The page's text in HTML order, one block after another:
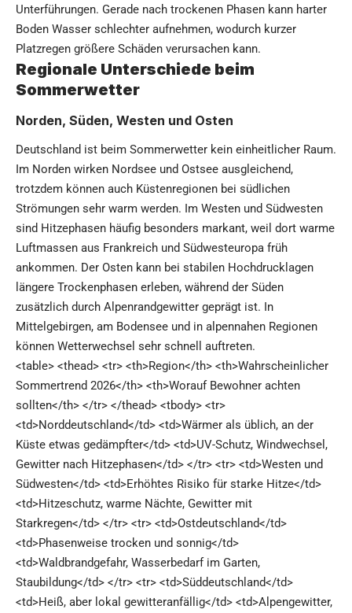
Unterführungen. Gerade nach trockenen Phasen kann harter
Boden Wasser schlechter aufnehmen, wodurch kurzer
Platzregen größere Schäden verursachen kann.
Regionale Unterschiede beim
Sommerwetter
Norden, Süden, Westen und Osten
Deutschland ist beim Sommerwetter kein einheitlicher Raum.
Im Norden wirken Nordsee und Ostsee ausgleichend,
trotzdem können auch Küstenregionen bei südlichen
Strömungen sehr warm werden. Im Westen und Südwesten
sind Hitzephasen häufig besonders markant, weil dort warme
Luftmassen aus Frankreich und Südwesteuropa früh
ankommen. Der Osten kann bei stabilen Hochdrucklagen
längere Trockenphasen erleben, während der Süden
zusätzlich durch Alpenrandgewitter geprägt ist. In
Mittelgebirgen, am Bodensee und in alpennahen Regionen
können Wetterwechsel sehr schnell auftreten.
<table> <thead> <tr> <th>Region</th> <th>Wahrscheinlicher
Sommertrend 2026</th> <th>Worauf Bewohner achten
sollten</th> </tr> </thead> <tbody> <tr>
<td>Norddeutschland</td> <td>Wärmer als üblich, an der
Küste etwas gedämpfter</td> <td>UV-Schutz, Windwechsel,
Gewitter nach Hitzephasen</td> </tr> <tr> <td>Westen und
Südwesten</td> <td>Erhöhtes Risiko für starke Hitze</td>
<td>Hitzeschutz, warme Nächte, Gewitter mit
Starkregen</td> </tr> <tr> <td>Ostdeutschland</td>
<td>Phasenweise trocken und sonnig</td>
<td>Waldbrandgefahr, Wasserbedarf im Garten,
Staubildung</td> </tr> <tr> <td>Süddeutschland</td>
<td>Heiß, aber lokal gewitteranfällig</td> <td>Alpengewitter,